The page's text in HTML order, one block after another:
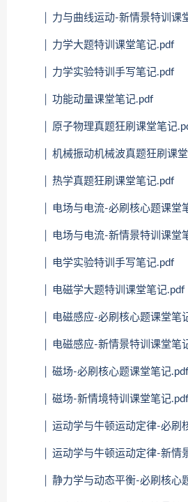
│ 力与曲线运动-新情景特训课
│ 力学大题特训课堂笔记.pdf
│ 力学实验特训手写笔记.pdf
│ 功能动量课堂笔记.pdf
│ 原子物理真题狂刷课堂笔记
│ 机械振动机械波真题狂刷课堂
│ 热学真题狂刷课堂笔记.pdf
│ 电场与电流-必刷核心题课堂
│ 电场与电流-新情景特训课堂
│ 电学实验特训手写笔记.pdf
│ 电磁学大题特训课堂笔记.pdf
│ 电磁感应-必刷核心题课堂笔
│ 电磁感应-新情景特训课堂笔
│ 磁场-必刷核心题课堂笔记.pdf
│ 磁场-新情境特训课堂笔记.pdf
│ 运动学与牛顿运动定律-必刷
│ 运动学与牛顿运动定律-新情
│ 静力学与动态平衡-必刷核心